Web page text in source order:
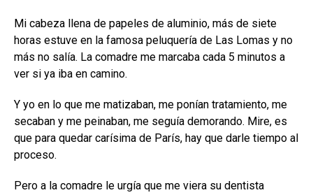
Mi cabeza llena de papeles de aluminio, más de siete
horas estuve en la famosa peluquería de Las Lomas y no
más no salía. La comadre me marcaba cada 5 minutos a
ver si ya iba en camino.
Y yo en lo que me matizaban, me ponían tratamiento, me
secaban y me peinaban, me seguía demorando. Mire, es
que para quedar carísima de París, hay que darle tiempo al
proceso.
Pero a la comadre le urgía que me viera su dentista